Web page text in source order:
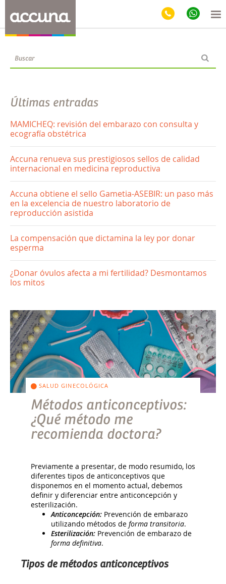
Blog
Últimas entradas
MAMICHEQ: revisión del embarazo con consulta y
ecografía obstétrica
Accuna renueva sus prestigiosos sellos de calidad
internacional en medicina reproductiva
Accuna obtiene el sello Gametia-ASEBIR: un paso más
en la excelencia de nuestro laboratorio de
reproducción asistida
La compensación que dictamina la ley por donar
esperma
¿Donar óvulos afecta a mi fertilidad? Desmontamos
los mitos
SALUD GINECOLÓGICA
Métodos anticonceptivos:
¿Qué método me
recomienda doctora?
Previamente a presentar, de modo resumido, los
diferentes tipos de anticonceptivos que
disponemos en el momento actual, debemos
definir y diferenciar entre anticoncepción y
esterilización.
Anticoncepción:Prevención de embarazo
utilizando métodos de forma transitoria.
Esterilización:Prevención de embarazo de
forma definitiva.
Tipos de métodos anticonceptivos